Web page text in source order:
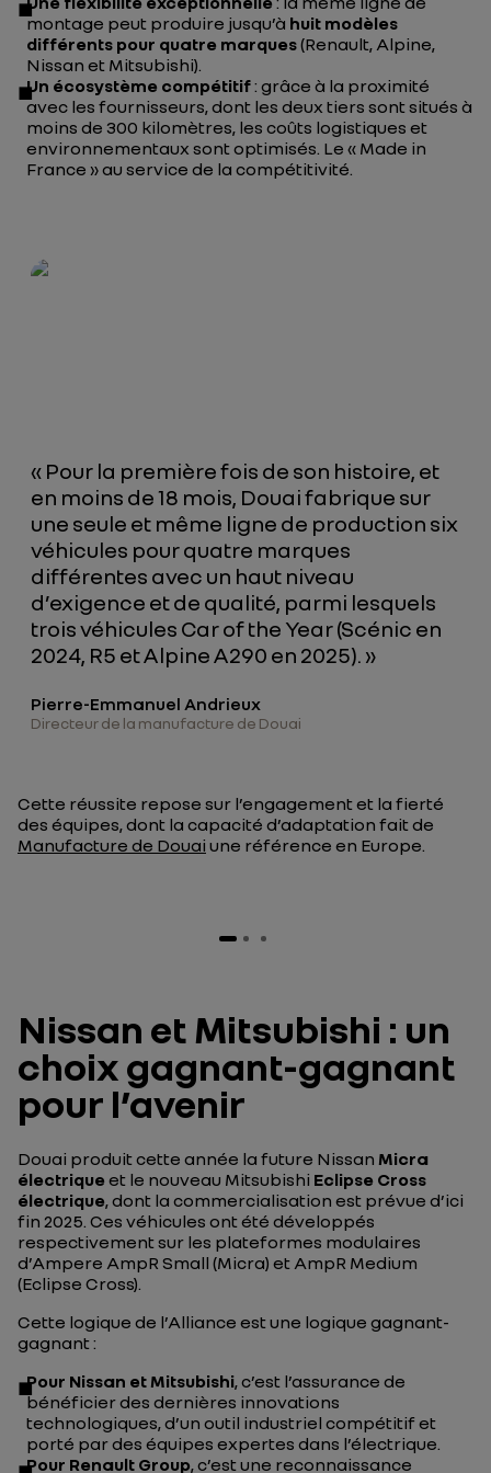
montage peut produire jusqu’à huit modèles
différents pour quatre marques(Renault, Alpine,
Nissan et Mitsubishi).
Un écosystème compétitif: grâce à la proximité
avec les fournisseurs, dont les deux tiers sont situés à
moins de 300 kilomètres, les coûts logistiques et
environnementaux sont optimisés. Le « Made in
France » au service de la compétitivité.
« Pour la première fois de son histoire, et
en moins de 18 mois, Douai fabrique sur
une seule et même ligne de production six
véhicules pour quatre marques
différentes avec un haut niveau
d’exigence et de qualité, parmi lesquels
trois véhicules Car of the Year (Scénic en
2024, R5 et Alpine A290 en 2025). »
Pierre-Emmanuel Andrieux
Directeur de la manufacture de Douai
Cette réussite repose sur l’engagement et la fierté
des équipes, dont la capacité d’adaptation fait de
Manufacture de Douai une référence en Europe.
Nissan et Mitsubishi : un
choix gagnant-gagnant
pour l’avenir
Douai produit cette année la future Nissan Micra
électrique et le nouveau Mitsubishi Eclipse Cross
électrique, dont la commercialisation est prévue d’ici
fin 2025. Ces véhicules ont été développés
respectivement sur les plateformes modulaires
d’Ampere AmpR Small (Micra) et AmpR Medium
(Eclipse Cross).
Cette logique de l’Alliance est une logique gagnant-
gagnant :
Pour Nissan et Mitsubishi, c’est l’assurance de
bénéficier des dernières innovations
technologiques, d’un outil industriel compétitif et
porté par des équipes expertes dans l’électrique.
Pour Renault Group, c’est une reconnaissance